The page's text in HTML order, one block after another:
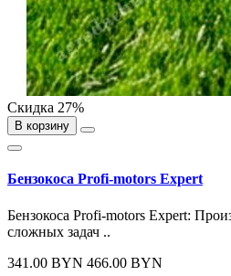
Скидка 27%
В корзину
Бензокоса Profi-motors Expert
Бензокоса Profi-motors Expert:
сложных задач ..
341.00 BYN 466.00 BYN